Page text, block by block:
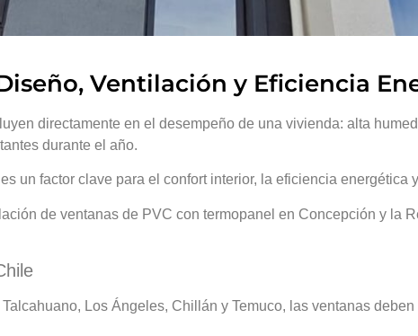
Ventilación y Eficiencia
directamente en el desempeño de una vivienda: alta
durante el año.
un factor clave para el confort interior, la eficiencia energética
de ventanas de PVC con termopanel en Concepción y la
Los Ángeles, Chillán y Temuco, las ventanas